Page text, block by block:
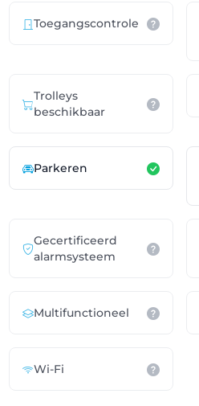
Toegangscontrole
Trolleys
beschikbaar
Parkeren
Gecertificeerd
alarmsysteem
Multifunctioneel
Wi-Fi